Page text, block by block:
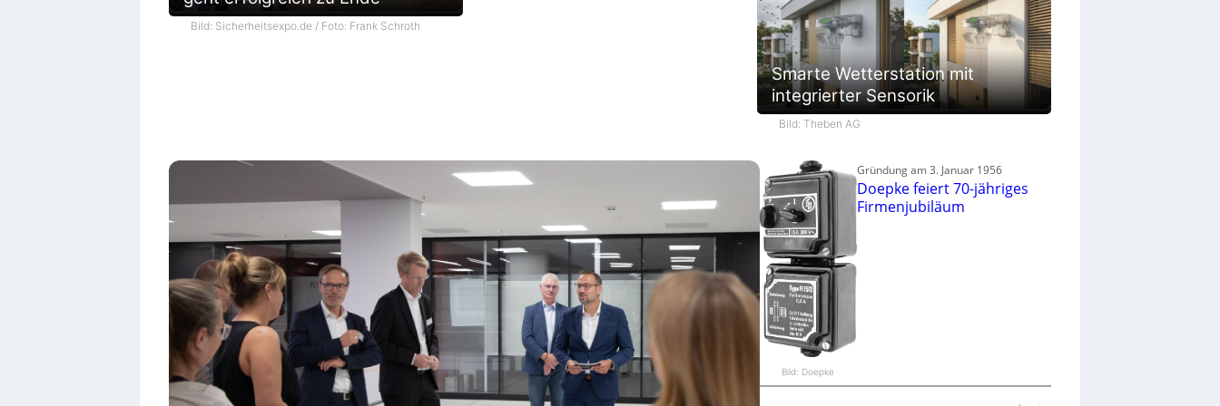
Bild: Sicherheitsexpo.de / Foto: Frank Schroth
Smarte Wetterstation mit
integrierter Sensorik
Bild: Theben AG
Bild: Doepke
Gründung am 3. Januar 1956
Doepke feiert 70-jähriges
Firmenjubiläum